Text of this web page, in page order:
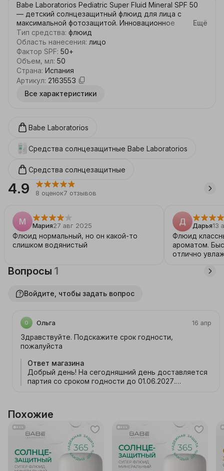
Babe Laboratorios Pediatric Super Fluid Mineral SPF 50
— детский солнцезащитный флюид для лица с
максимальной фотозащитой. Инновационное
средство с легкой консистенцией мгновенно
впитывается без липкости и белых следов.
Благодаря 100% физическим фильтрам флюид
надежно защищает детскую кожу от UVA, UVB, IR-A
и синего света.
В составе пробиотик, который поддерживает
здоровый микробиом и укрепляет защитный барьер,
пантенол с увлажняющим, успокаивающим и
Флюид подходит для ежедневного ухода за кожей
детей и младенцев, включая чувствительную и
для активного отдыха и веселых игр в воде.
Ещё
Тип средства: флюид
Область нанесения: лицо
Фактор SPF: 50+
Объем, мл: 50
Страна: Испания
Артикул: 2163553
Все характеристики
Babe Laboratorios
Средства солнцезащитные Babe Laboratorios
Средства солнцезащитные
4.9 8 оценок7 отзывов
М Мария27 авг 2025
Флюид нормальный, но он какой-то
слишком водянистый
Д Дарья13
Флюид
ароматом.
отлично
Вопросы 1
Войдите, чтобы задать вопрос
О Ольга 16 апр
Здравствуйте. Подскажите срок годности,
пожалуйста
Ответ магазина
Добрый день! На сегодняшний день доставляется
партия со сроком годности до 01.06.2027.
Похожие